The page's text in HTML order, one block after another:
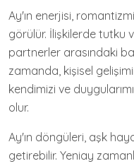
Ay'ın enerjisi,
görülür. İlişkilerde tutku
partnerler arasındaki
zamanda, kişisel
kendimizi ve
olur.
Ay'ın döngüleri, aşk
getirebilir. Yeniay